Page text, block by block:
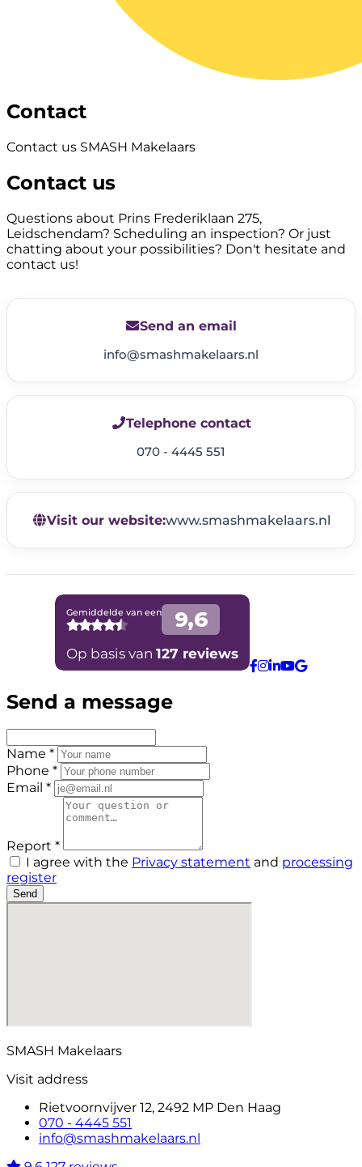
Contact
Contact us SMASH Makelaars
Contact us
Questions about Prins Frederiklaan 275,
Leidschendam? Scheduling an inspection? Or just
chatting about your possibilities? Don't hesitate and
contact us!
Send an email
info@smashmakelaars.nl
Telephone contact
070 - 4445 551
Visit our website:www.smashmakelaars.nl
Send a message
Name *
Phone *
Email *
Report *
I agree with the Privacy statement and processing
register
Send
SMASH Makelaars
Visit address
Rietvoornvijver 12, 2492 MP Den Haag
070 - 4445 551
info@smashmakelaars.nl